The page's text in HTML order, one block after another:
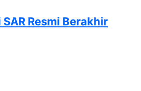
Resmi Berakhir